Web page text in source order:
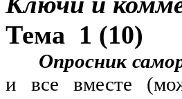
Тема 1 (10)
Опросник
и все вместе